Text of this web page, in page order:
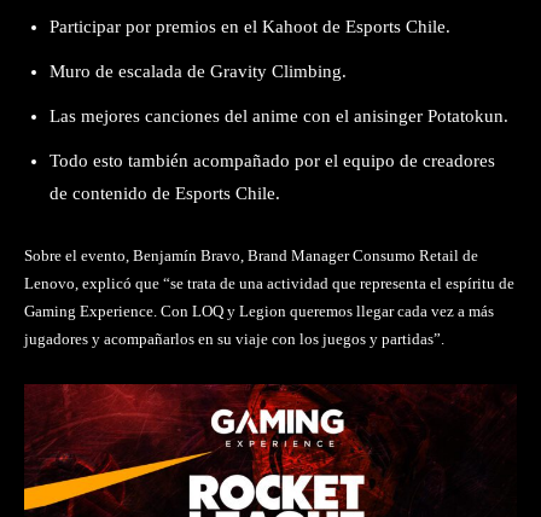
Participar por premios en el Kahoot de Esports Chile.
Muro de escalada de Gravity Climbing.
Las mejores canciones del anime con el anisinger Potatokun.
Todo esto también acompañado por el equipo de creadores
de contenido de Esports Chile.
Sobre el evento, Benjamín Bravo, Brand Manager Consumo Retail de
Lenovo, explicó que “se trata de una actividad que representa el espíritu de
Gaming Experience. Con LOQ y Legion queremos llegar cada vez a más
jugadores y acompañarlos en su viaje con los juegos y partidas”.